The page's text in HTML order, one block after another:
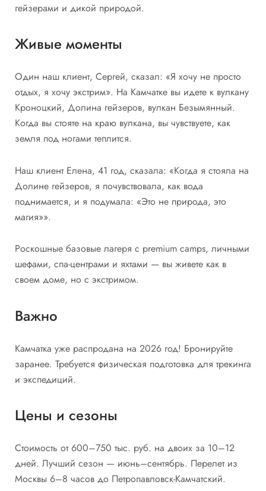
гейзерами и дикой природой.
Живые моменты
Один наш клиент, Сергей, сказал: «Я хочу не просто
отдых, я хочу экстрим». На Камчатке вы идете к вулкану
Кроноцкий, Долина гейзеров, вулкан Безымянный.
Когда вы стояте на краю вулкана, вы чувствуете, как
земля под ногами теплится.
Наш клиент Елена, 41 год, сказала: «Когда я стояла на
Долине гейзеров, я почувствовала, как вода
поднимается, и я подумала: «Это не природа, это
магия»».
Роскошные базовые лагеря с premium camps, личными
шефами, спа-центрами и яхтами — вы живете как в
своем доме, но с экстримом.
Важно
Камчатка уже распродана на 2026 год! Бронируйте
заранее. Требуется физическая подготовка для трекинга
и экспедиций.
Цены и сезоны
Стоимость от 600–750 тыс. руб. на двоих за 10–12
дней. Лучший сезон — июнь–сентябрь. Перелет из
Москвы 6–8 часов до Петропавловск-Камчатский.